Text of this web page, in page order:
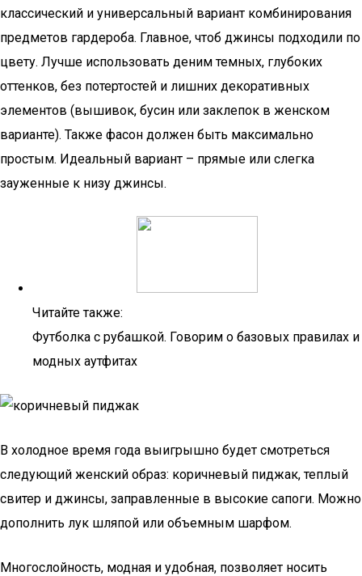
классический и универсальный вариант комбинирования
предметов гардероба. Главное, чтоб джинсы подходили по
цвету. Лучше использовать деним темных, глубоких
оттенков, без потертостей и лишних декоративных
элементов (вышивок, бусин или заклепок в женском
варианте). Также фасон должен быть максимально
простым. Идеальный вариант – прямые или слегка
зауженные к низу джинсы.
Читайте также:
Футболка с рубашкой. Говорим о базовых правилах и
модных аутфитах
В холодное время года выигрышно будет смотреться
следующий женский образ: коричневый пиджак, теплый
свитер и джинсы, заправленные в высокие сапоги. Можно
дополнить лук шляпой или объемным шарфом.
Многослойность, модная и удобная, позволяет носить